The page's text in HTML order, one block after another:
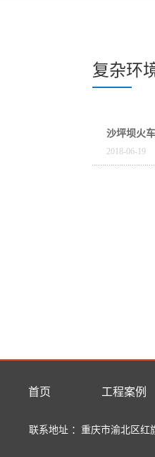
复杂环
沙坪坝火
2018-06-19
首页 工程案例
联系地址 ：重庆市渝北区红